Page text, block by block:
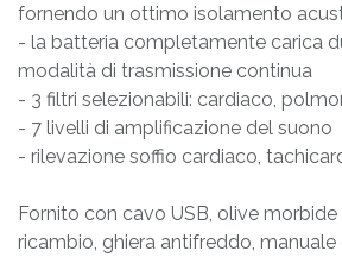
fornendo un ottimo isolamento
- la batteria completamente carica
modalità di trasmissione continua
- 3 filtri selezionabili: cardiaco,
- 7 livelli di amplificazione del suono
- rilevazione soffio cardiaco,
Fornito con cavo USB, olive
ricambio, ghiera antifreddo,